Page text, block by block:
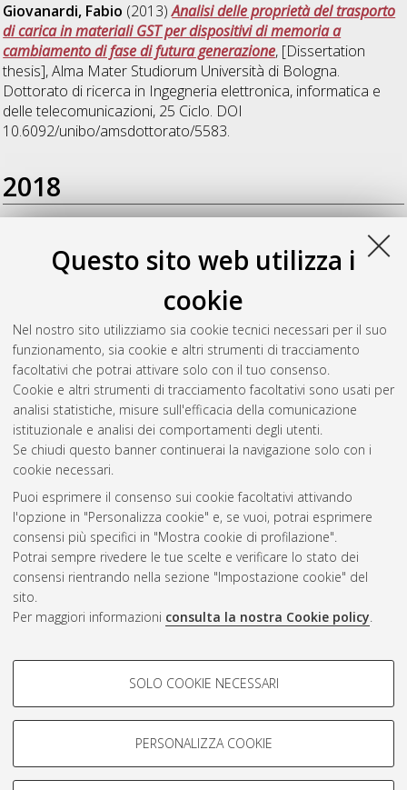
Questo sito web utilizza i
cookie
Nel nostro sito utilizziamo sia cookie tecnici necessari per il suo
funzionamento, sia cookie e altri strumenti di tracciamento
facoltativi che potrai attivare solo con il tuo consenso.
Cookie e altri strumenti di tracciamento facoltativi sono usati per
analisi statistiche, misure sull'efficacia della comunicazione
istituzionale e analisi dei comportamenti degli utenti.
Se chiudi questo banner continuerai la navigazione solo con i
cookie necessari.
Puoi esprimere il consenso sui cookie facoltativi attivando
l'opzione in "Personalizza cookie" e, se vuoi, potrai esprimere
consensi più specifici in "Mostra cookie di profilazione".
Potrai sempre rivedere le tue scelte e verificare lo stato dei
consensi rientrando nella sezione "Impostazione cookie" del
sito.
Per maggiori informazioni consulta la nostra Cookie policy.
COOKIE DI PROFILAZIONE -
Si tratta di cookie utilizzati per analizzare le caratteristiche della
navigazione degli utenti, creare profili in base al loro comportamento
Mostra cookie di profilazione
SOLO COOKIE NECESSARI
PERSONALIZZA COOKIE
Giovanardi, Fabio (2013)Analisi delle proprietà del trasporto
di carica in materiali GST per dispositivi di memoria a
cambiamento di fase di futura generazione, [Dissertation
thesis], Alma Mater Studiorum Università di Bologna.
Dottorato di ricerca in Ingegneria elettronica, informatica e
delle telecomunicazioni, 25 Ciclo. DOI
10.6092/unibo/amsdottorato/5583.
2018
Level Doubling Network and Ripple
Correlation Control MPPT Algorithm for Grid-Connected
Photovoltaic Systems , [Dissertation thesis], Alma Mater
Studiorum Università di Bologna. Dottorato di ricerca in
Ingegneria elettronica, telecomunicazioni e tecnologie
dell'informazione, 30 Ciclo. DOI
10.6092/unibo/amsdottorato/8426.
Questa lista e' stata generata il Wed Aug 5 20:45:17 2026
Atom
Rss 1.0
Rss 2.0
ISSN: 2038-7946
Impostazioni Cookie
Informativa sulla privacy
Condizioni d’uso del sito